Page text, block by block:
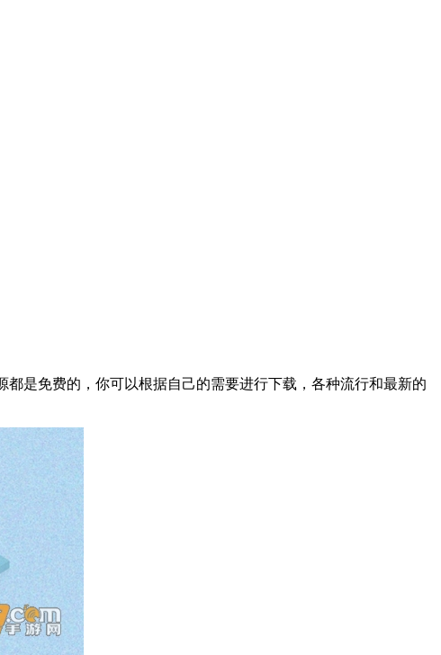
是免费的，你可以根据自己的需要进行下载，各种流行和最新的